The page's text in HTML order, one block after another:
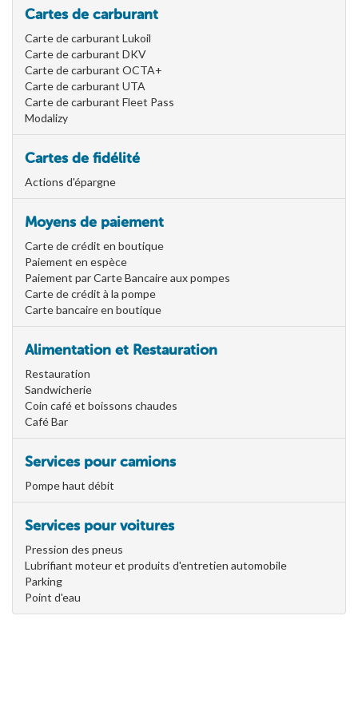
Cartes de carburant
Carte de carburant Lukoil
Carte de carburant DKV
Carte de carburant OCTA+
Carte de carburant UTA
Carte de carburant Fleet Pass
Modalizy
Cartes de fidélité
Actions d'épargne
Moyens de paiement
Carte de crédit en boutique
Paiement en espèce
Paiement par Carte Bancaire aux pompes
Carte de crédit à la pompe
Carte bancaire en boutique
Alimentation et Restauration
Restauration
Sandwicherie
Coin café et boissons chaudes
Café Bar
Services pour camions
Pompe haut débit
Services pour voitures
Pression des pneus
Lubrifiant moteur et produits d'entretien automobile
Parking
Point d'eau